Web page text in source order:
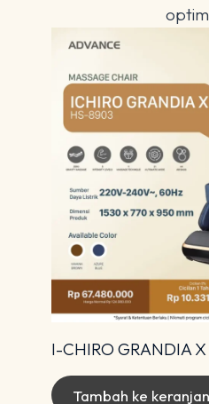
I-CHIRO GRANDIA X
Tambah ke